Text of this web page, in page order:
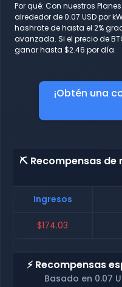
Por qué: Con nuestros
alrededor de 0.07 USD por
hashrate de hasta el 2%
avanzada. Si el precio de
ganar hasta $2.46 por día.
¡Obtén una
⛏️ Recompensas
Ingresos
$174.03
⚡ Recompensas
Basado en 0.07